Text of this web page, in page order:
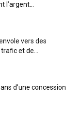
l’argent...
vers des
et de...
d’une concession